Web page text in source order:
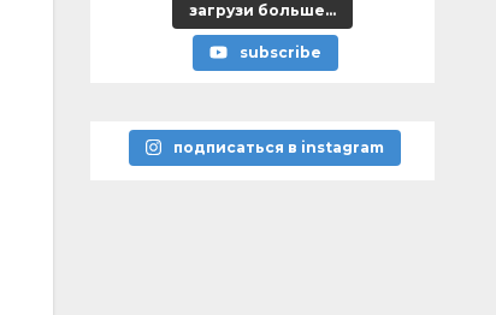
загрузи больше...
subscribe
подписаться в instagram